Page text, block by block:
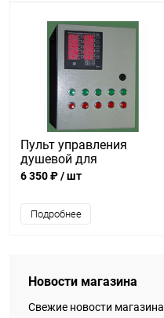
Пульт управления
душевой для
охлаждения колбасных
6 350 ₽/ шт
Подробнее
Новости магазина
Свежие новости магазина